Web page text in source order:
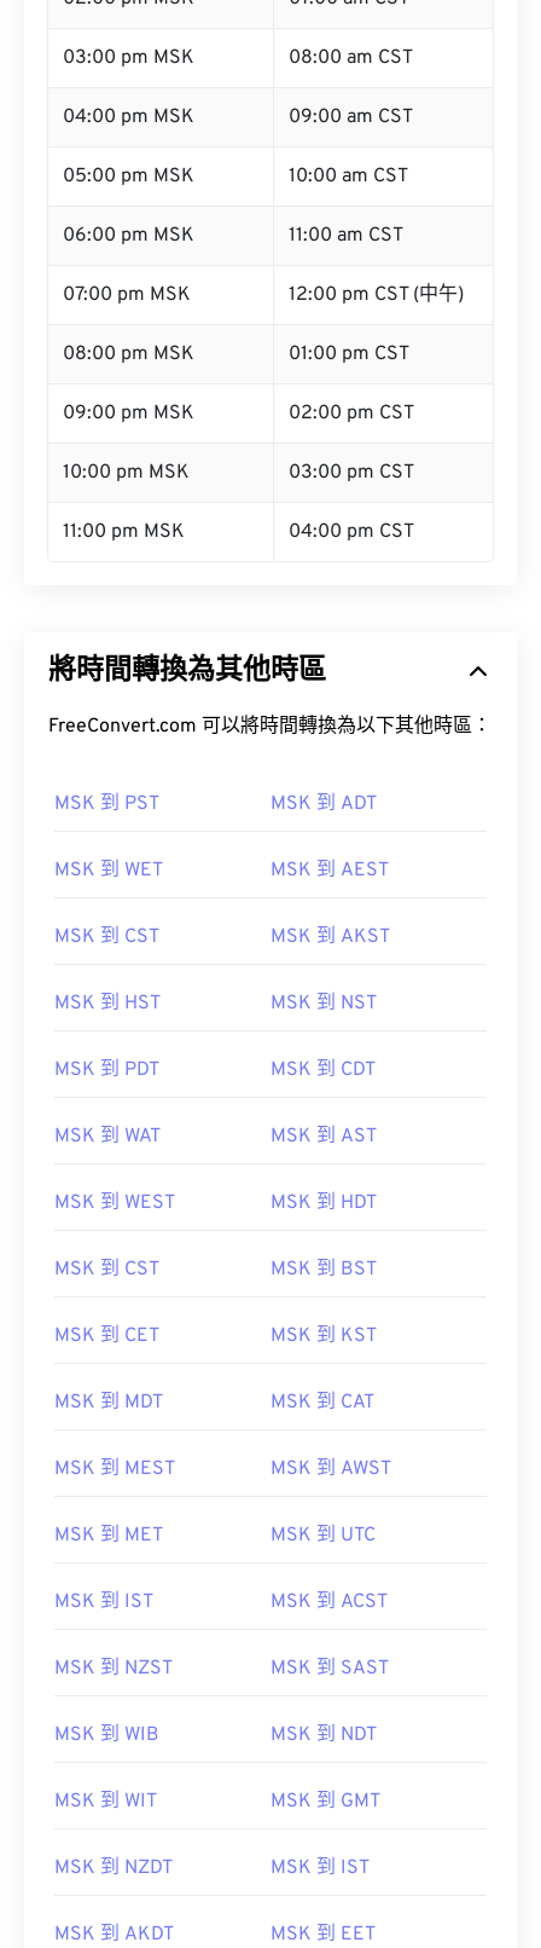
03:00 pm MSK 08:00 am CST
04:00 pm MSK 09:00 am CST
05:00 pm MSK 10:00 am CST
06:00 pm MSK 11:00 am CST
07:00 pm MSK 12:00 pm CST (中午)
08:00 pm MSK 01:00 pm CST
09:00 pm MSK 02:00 pm CST
10:00 pm MSK 03:00 pm CST
11:00 pm MSK 04:00 pm CST
將時間轉換為其他時區
FreeConvert.com 可以將時間轉換為以下其他時區：
MSK 到 PST MSK 到 ADT
MSK 到 WET MSK 到 AEST
MSK 到 CST MSK 到 AKST
MSK 到 HST MSK 到 NST
MSK 到 PDT MSK 到 CDT
MSK 到 WAT MSK 到 AST
MSK 到 WEST MSK 到 HDT
MSK 到 CST MSK 到 BST
MSK 到 CET MSK 到 KST
MSK 到 MDT MSK 到 CAT
MSK 到 MEST MSK 到 AWST
MSK 到 MET MSK 到 UTC
MSK 到 IST MSK 到 ACST
MSK 到 NZST MSK 到 SAST
MSK 到 WIB MSK 到 NDT
MSK 到 WIT MSK 到 GMT
MSK 到 NZDT MSK 到 IST
MSK 到 AKDT MSK 到 EET